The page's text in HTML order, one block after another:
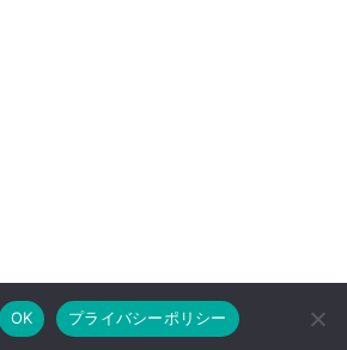
OK プライバシーポリシー